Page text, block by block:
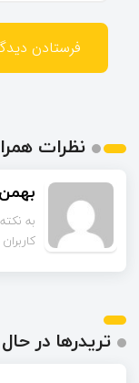
نظرات
به
تریدرها در